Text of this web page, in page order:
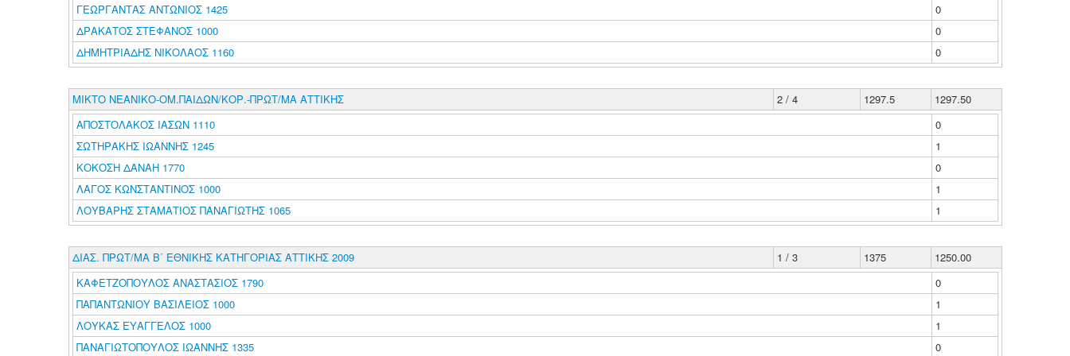
ΓΕΩΡΓΑΝΤΑΣ ΑΝΤΩΝΙΟΣ 1425
0
ΔΡΑΚΑΤΟΣ ΣΤΕΦΑΝΟΣ 1000
0
ΔΗΜΗΤΡΙΑΔΗΣ ΝΙΚΟΛΑΟΣ 1160
0
ΜΙΚΤΟ ΝΕΑΝΙΚΟ-ΟΜ.ΠΑΙΔΩΝ/ΚΟΡ.-ΠΡΩΤ/ΜΑ ΑΤΤΙΚΗΣ 2 / 4 1297.5
1297.50
ΑΠΟΣΤΟΛΑΚΟΣ ΙΑΣΩΝ 1110
0
ΣΩΤΗΡΑΚΗΣ ΙΩΑΝΝΗΣ 1245
1
ΚΟΚΟΣΗ ΔΑΝΑΗ 1770
0
ΛΑΓΟΣ ΚΩΝΣΤΑΝΤΙΝΟΣ 1000
1
ΛΟΥΒΑΡΗΣ ΣΤΑΜΑΤΙΟΣ ΠΑΝΑΓΙΩΤΗΣ 1065
1
ΔΙΑΣ. ΠΡΩΤ/ΜΑ Β΄ ΕΘΝΙΚΗΣ ΚΑΤΗΓΟΡΙΑΣ ΑΤΤΙΚΗΣ 2009 1 / 3 1375
1250.00
ΚΑΦΕΤΖΟΠΟΥΛΟΣ ΑΝΑΣΤΑΣΙΟΣ 1790
0
ΠΑΠΑΝΤΩΝΙΟΥ ΒΑΣΙΛΕΙΟΣ 1000
1
ΛΟΥΚΑΣ ΕΥΑΓΓΕΛΟΣ 1000
1
ΠΑΝΑΓΙΩΤΟΠΟΥΛΟΣ ΙΩΑΝΝΗΣ 1335
0